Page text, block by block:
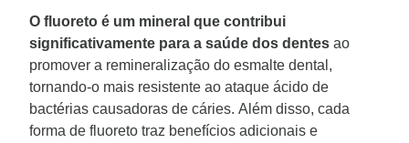
O fluoreto é um mineral que contribui
significativamente para a saúde dos dentes ao
promover a remineralização do esmalte dental,
tornando-o mais resistente ao ataque ácido de
bactérias causadoras de cáries. Além disso, cada
forma de fluoreto traz benefícios adicionais e